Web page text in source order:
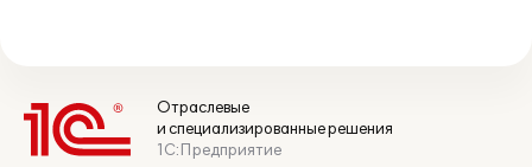
Отраслевые
и специализированные решения
1С:Предприятие